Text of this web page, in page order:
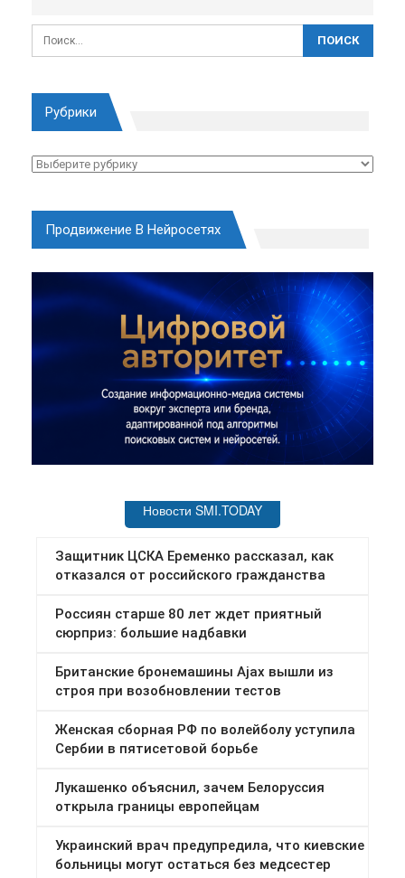
Рубрики
Рубрики
Продвижение В Нейросетях